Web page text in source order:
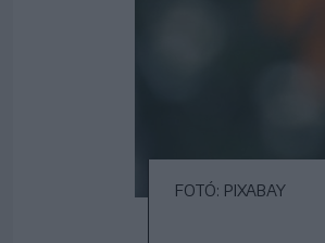
FOTÓ: PIXABAY